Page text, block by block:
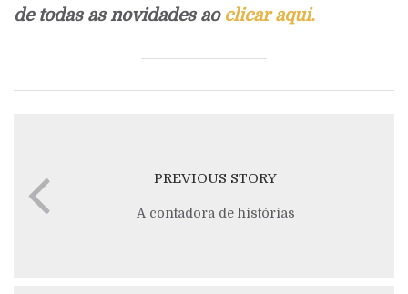
de todas as novidades ao clicar aqui.
PREVIOUS STORY
A contadora de histórias